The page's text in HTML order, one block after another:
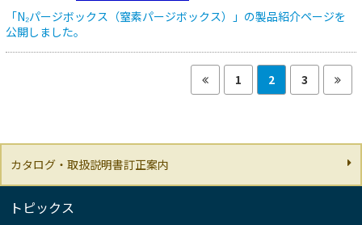
「N₂パージボックス（窒素パージボックス）」の製品紹介ページを
公開しました。
1 2 3
カタログ・取扱説明書訂正案内
トピックス